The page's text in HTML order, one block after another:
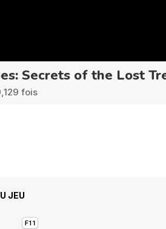
Secrets of the Lost
fois
JEU